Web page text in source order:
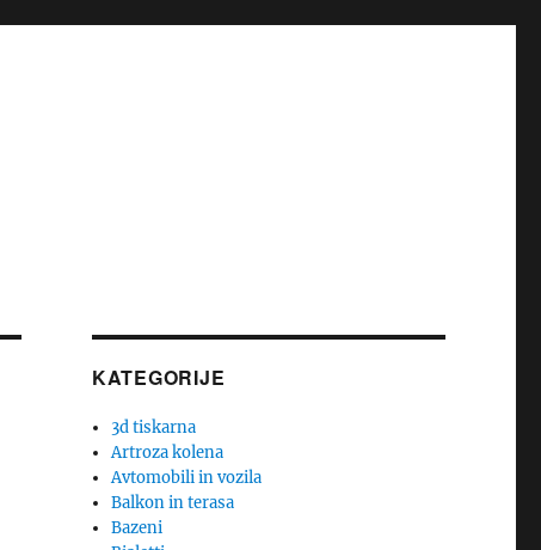
KATEGORIJE
3d tiskarna
Artroza kolena
Avtomobili in vozila
Balkon in terasa
Bazeni